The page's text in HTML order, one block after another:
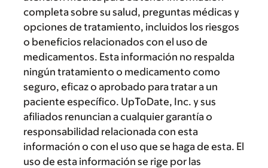
completa sobre su salud, preguntas médicas y
opciones de tratamiento, incluidos los riesgos
o beneficios relacionados con el uso de
medicamentos. Esta información no respalda
ningún tratamiento o medicamento como
seguro, eficaz o aprobado para tratar a un
paciente específico. UpToDate, Inc. y sus
afiliados renuncian a cualquier garantía o
responsabilidad relacionada con esta
información o con el uso que se haga de esta. El
uso de esta información se rige por las